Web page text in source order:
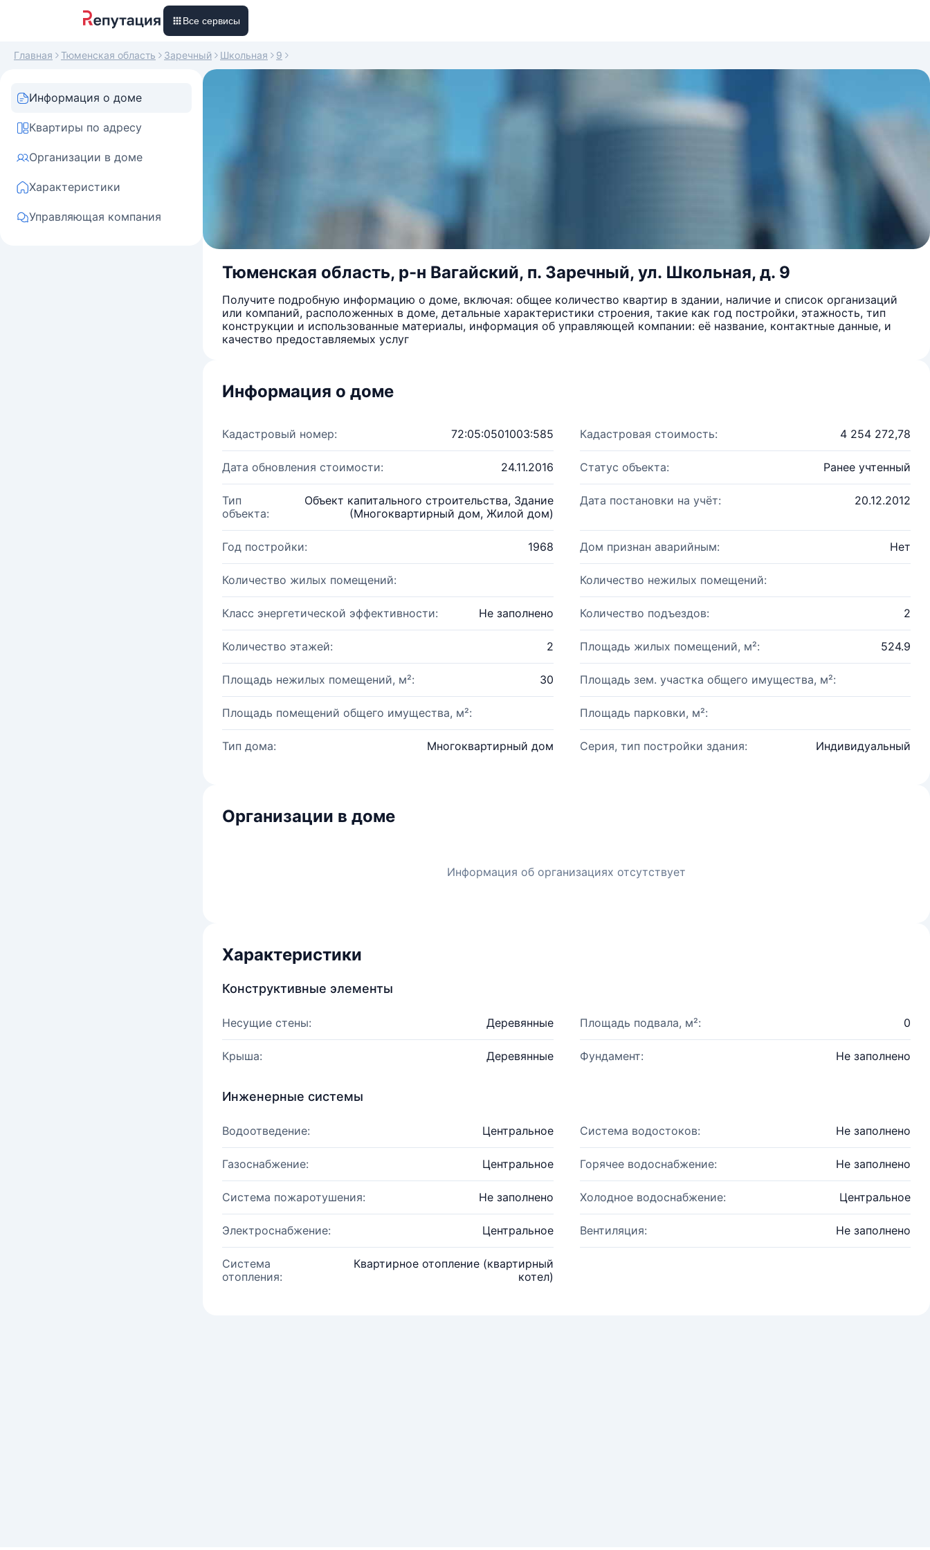
Все сервисы
Главная Тюменская область Заречный Школьная 9
Информация о доме
Квартиры по адресу
Организации в доме
Характеристики
Управляющая компания
Тюменская область, р-н Вагайский, п. Заречный, ул. Школьная, д. 9
Получите подробную информацию о доме, включая: общее количество квартир в здании, наличие и список организаций
или компаний, расположенных в доме, детальные характеристики строения, такие как год постройки, этажность, тип
конструкции и использованные материалы, информация об управляющей компании: её название, контактные данные, и
качество предоставляемых услуг
Информация о доме
Кадастровый номер: 72:05:0501003:585 Кадастровая стоимость: 4 254 272,78
Дата обновления стоимости: 24.11.2016 Статус объекта: Ранее учтенный
Тип
объекта:
Объект капитального строительства, Здание
(Многоквартирный дом, Жилой дом)
Дата постановки на учёт: 20.12.2012
Год постройки: 1968 Дом признан аварийным: Нет
Количество жилых помещений: Количество нежилых помещений:
Класс энергетической эффективности: Не заполнено Количество подъездов: 2
Количество этажей: 2 Площадь жилых помещений, м²: 524.9
Площадь нежилых помещений, м²: 30 Площадь зем. участка общего имущества, м²:
Площадь помещений общего имущества, м²: Площадь парковки, м²:
Тип дома: Многоквартирный дом Серия, тип постройки здания: Индивидуальный
Организации в доме
Информация об организациях отсутствует
Характеристики
Конструктивные элементы
Несущие стены: Деревянные Площадь подвала, м²: 0
Крыша: Деревянные Фундамент: Не заполнено
Инженерные системы
Водоотведение: Центральное Система водостоков: Не заполнено
Газоснабжение: Центральное Горячее водоснабжение: Не заполнено
Система пожаротушения: Не заполнено Холодное водоснабжение: Центральное
Электроснабжение: Центральное Вентиляция: Не заполнено
Система
отопления:
Квартирное отопление (квартирный
котел)